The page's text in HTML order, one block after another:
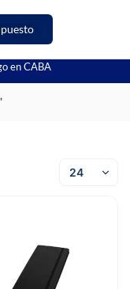
en CABA